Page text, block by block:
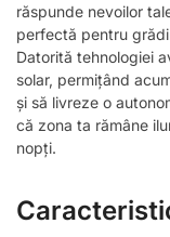
răspunde nevoilor
perfectă pentru
Datorită tehnologiei
solar, permițând
și să livreze o
că zona ta rămâne
nopți.